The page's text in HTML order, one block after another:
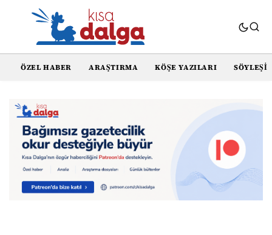
ÖZEL HABER ARAŞTIRMA KÖŞE YAZILARI SÖYLEŞI